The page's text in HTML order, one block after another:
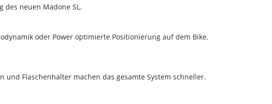
des neuen Madone SL.
oder Power optimierte Positionierung auf dem Bike.
und Flaschenhalter machen das gesamte System schneller.